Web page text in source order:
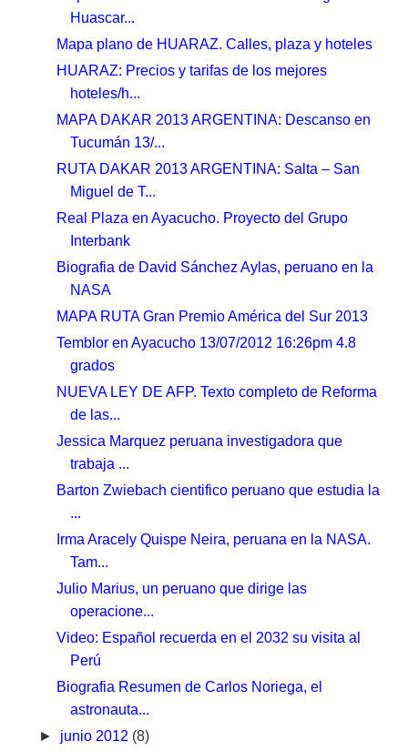
Huascar...
Mapa plano de HUARAZ. Calles, plaza y hoteles
HUARAZ: Precios y tarifas de los mejores
hoteles/h...
MAPA DAKAR 2013 ARGENTINA: Descanso en
Tucumán 13/...
RUTA DAKAR 2013 ARGENTINA: Salta – San
Miguel de T...
Real Plaza en Ayacucho. Proyecto del Grupo
Interbank
Biografia de David Sánchez Aylas, peruano en la
NASA
MAPA RUTA Gran Premio América del Sur 2013
Temblor en Ayacucho 13/07/2012 16:26pm 4.8
grados
NUEVA LEY DE AFP. Texto completo de Reforma
de las...
Jessica Marquez peruana investigadora que
trabaja ...
Barton Zwiebach cientifico peruano que estudia la
...
Irma Aracely Quispe Neira, peruana en la NASA.
Tam...
Julio Marius, un peruano que dirige las
operacione...
Video: Español recuerda en el 2032 su visita al
Perú
Biografia Resumen de Carlos Noriega, el
astronauta...
► junio 2012 (8)